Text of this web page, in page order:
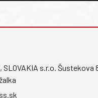
SLOVAKIA s.r.o. Šustekova